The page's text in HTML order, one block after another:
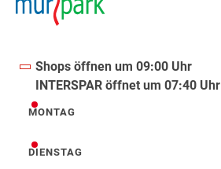
Shops öffnen um 09:00 Uhr
INTERSPAR öffnet um 07:40 Uhr
Montag
MONTAG
Dienstag
DIENSTAG